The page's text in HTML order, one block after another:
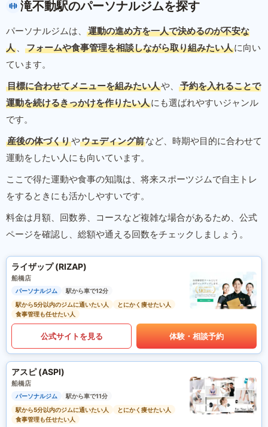
滝不動駅のパーソナルジムを探す
パーソナルジムは、
運動の進め方を一人で決めるのが不安な
人 、 フォームや食事管理を相談しながら取り組みたい人に向い
ています。
目標に合わせてメニューを組みたい人や、
予約を入れることで
運動を続けるきっかけを作りたい人にも選ばれやすいジャンル
です。
産後の体づくりやウェディング前など、時期や目的に合わせて
運動をしたい人にも向いています。
ここで得た運動や食事の知識は、将来スポーツジムで自主トレ
をするときにも活かしやすいです。
料金は月額、回数券、コースなど複雑な場合があるため、公式
ページを確認し、総額や通える回数をチェックしましょう。
ライザップ (RIZAP)
船橋店
パーソナルジム
駅から車で12分
駅から5分以内のジムに通いたい人
とにかく痩せたい人
食事管理も任せたい人
公式サイトを見る 体験・相談予約
アスピ (ASPI)
船橋店
パーソナルジム
駅から車で11分
駅から5分以内のジムに通いたい人
とにかく痩せたい人
食事管理も任せたい人